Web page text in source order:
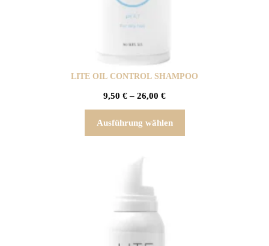
LITE OIL CONTROL SHAMPOO
9,50 € – 26,00 €
Ausführung wählen